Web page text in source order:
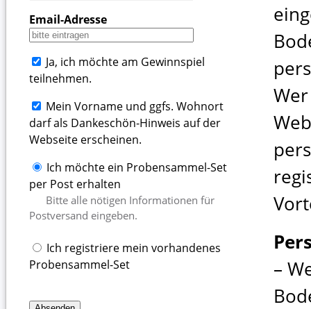
Email-Adresse
Ja, ich möchte am Gewinnspiel
teilnehmen.
Mein Vorname und ggfs. Wohnort
darf als Dankeschön-Hinweis auf der
Webseite erscheinen.
Ich möchte ein Probensammel-Set
per Post erhalten
Bitte alle nötigen Informationen für
Postversand eingeben.
Ich registriere mein vorhandenes
Probensammel-Set
–